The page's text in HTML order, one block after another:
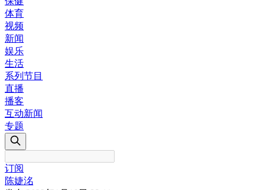
体育
视频
新闻
娱乐
生活
系列节目
直播
播客
互动新闻
专题
订阅
陈婕洺